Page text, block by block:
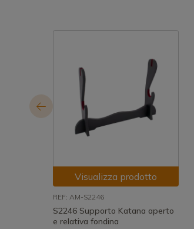
Visualizza prodotto
REF: AM-S2246
S2246 Supporto Katana aperto
e relativa fondina